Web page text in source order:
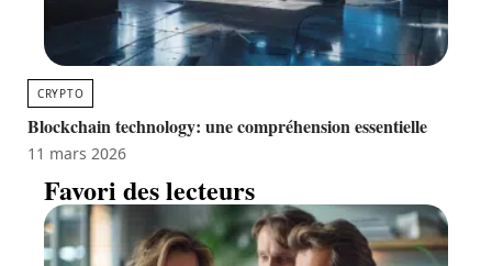
CRYPTO
Blockchain technology: une compréhension essentielle
11 mars 2026
Favori des lecteurs